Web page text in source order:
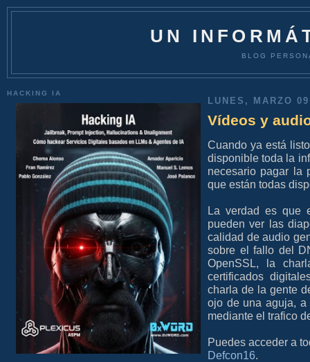
UN
BLOG
HACKING IA
LUNES, MARZO
Vídeos y
Cuando ya está
disponible toda la
necesario pagar la
que están todas
La verdad es que
pueden ver las
calidad de audio
sobre el fallo del
OpenSSL, la
certificados
charla de la gente
ojo de una aguja, a
mediante el trafico
Puedes acceder a
Defcon16.